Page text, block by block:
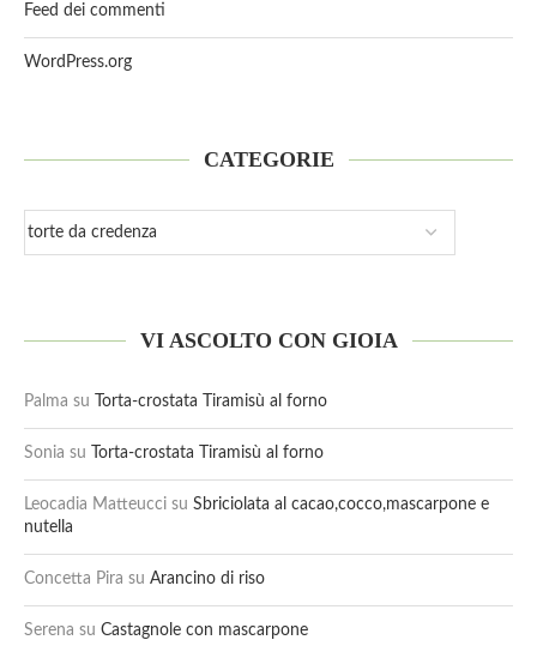
Feed dei commenti
WordPress.org
CATEGORIE
VI ASCOLTO CON GIOIA
Palma su Torta-crostata Tiramisù al forno
Sonia su Torta-crostata Tiramisù al forno
Leocadia Matteucci su Sbriciolata al cacao,cocco,mascarpone e
nutella
Concetta Pira su Arancino di riso
Serena su Castagnole con mascarpone